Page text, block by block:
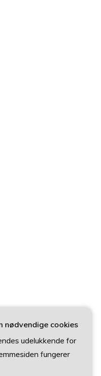
nødvendige cookies
udelukkende for
fungerer